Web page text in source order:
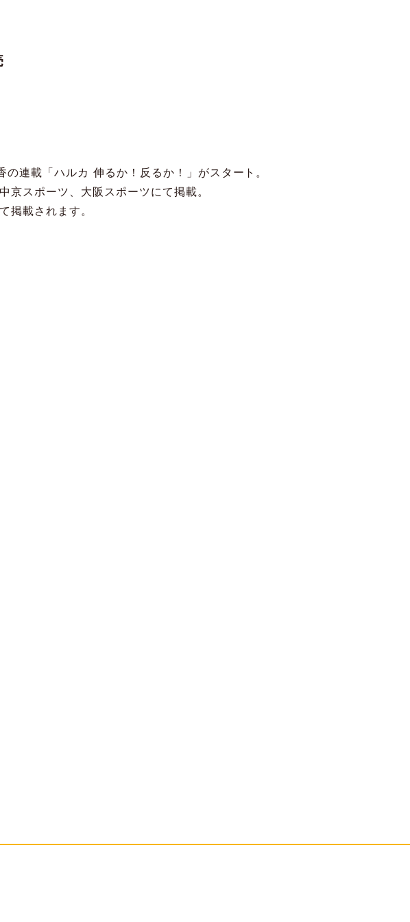
連載「ハルカ 伸るか！反るか！」がスタート。
京スポーツ、大阪スポーツにて掲載。
掲載されます。